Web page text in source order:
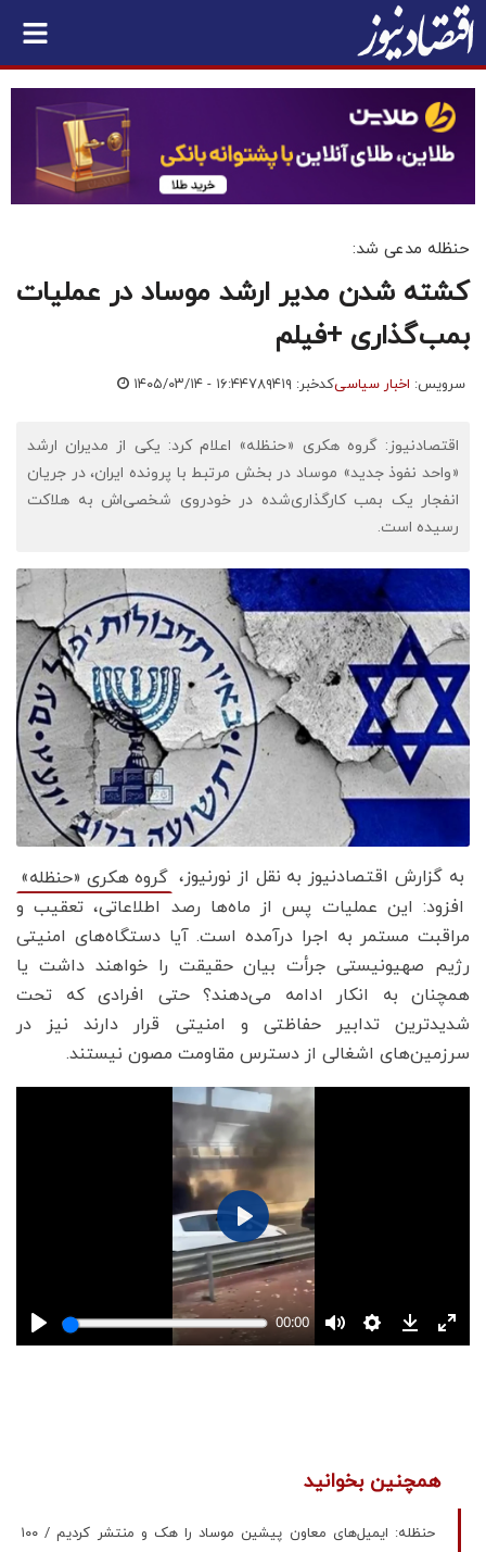
حنظله مدعی شد:
کشته شدن مدیر ارشد موساد در عملیات
بمب‌گذاری +فیلم
سرویس: اخبار سیاسیکدخبر: ۷۸۹۴۱۹ ۱۴۰۵/۰۳/۱۴ - ۱۶:۴۴
اقتصادنیوز: گروه هکری «حنظله» اعلام کرد: یکی از مدیران ارشد
«واحد نفوذ جدید» موساد در بخش مرتبط با پرونده ایران، در جریان
انفجار یک بمب کارگذاری‌شده در خودروی شخصی‌اش به هلاکت
رسیده است.
به گزارش اقتصادنیوز به نقل از نورنیوز، گروه هکری «حنظله»
افزود:‌ این عملیات پس از ماه‌ها رصد اطلاعاتی، تعقیب و
مراقبت مستمر به اجرا درآمده است. آیا دستگاه‌های امنیتی
رژیم صهیونیستی جرأت بیان حقیقت را خواهند داشت یا
همچنان به انکار ادامه می‌دهند؟ حتی افرادی که تحت
شدیدترین تدابیر حفاظتی و امنیتی قرار دارند نیز در
سرزمین‌های اشغالی از دسترس مقاومت مصون نیستند.
همچنین بخوانید
حنظله: ایمیل‌های معاون پیشین موساد را هک و منتشر کردیم / ۱۰۰